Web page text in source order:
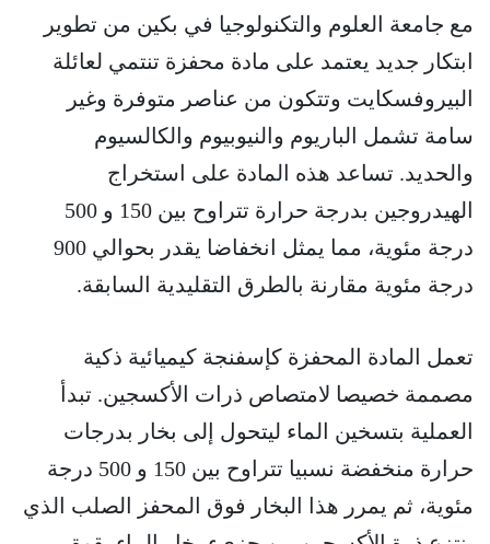
مع جامعة العلوم والتكنولوجيا في بكين من تطوير
ابتكار جديد يعتمد على مادة محفزة تنتمي لعائلة
البيروفسكايت وتتكون من عناصر متوفرة وغير
سامة تشمل الباريوم والنيوبيوم والكالسيوم
والحديد. تساعد هذه المادة على استخراج
الهيدروجين بدرجة حرارة تتراوح بين 150 و 500
درجة مئوية، مما يمثل انخفاضا يقدر بحوالي 900
درجة مئوية مقارنة بالطرق التقليدية السابقة.
تعمل المادة المحفزة كإسفنجة كيميائية ذكية
مصممة خصيصا لامتصاص ذرات الأكسجين. تبدأ
العملية بتسخين الماء ليتحول إلى بخار بدرجات
حرارة منخفضة نسبيا تتراوح بين 150 و 500 درجة
مئوية، ثم يمرر هذا البخار فوق المحفز الصلب الذي